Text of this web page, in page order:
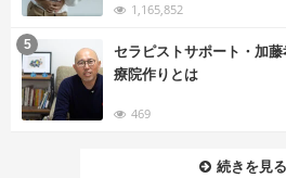
1,165,852
セラピストサポート・加
療院作りとは
469
5
続きを見る